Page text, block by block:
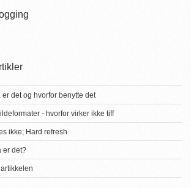
er det og hvorfor benytte det
- hvorfor virker ikke tiff
ikke; Hard refresh
er det?